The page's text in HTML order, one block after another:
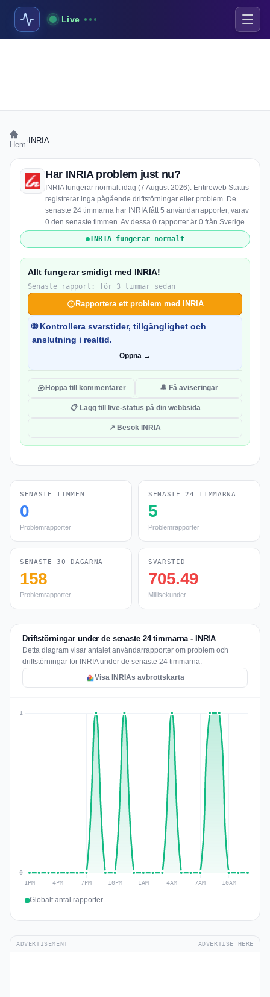
Live
Hem INRIA
Har INRIA problem just nu?
INRIA fungerar normalt idag (7 August 2026). Entireweb Status
registrerar inga pågående driftstörningar eller problem. De
senaste 24 timmarna har INRIA fått 5 användarrapporter, varav
0 den senaste timmen. Av dessa 0 rapporter är 0 från Sverige
INRIA fungerar normalt
Allt fungerar smidigt med INRIA!
Senaste rapport: för 3 timmar sedan
Rapportera ett problem med INRIA
🌐 Kontrollera svarstider, tillgänglighet och
anslutning i realtid.
Öppna →
Hoppa till kommentarer 🔔 Få aviseringar
📋 Lägg till live-status på din webbsida
↗ Besök INRIA
SENASTE TIMMEN
0
Problemrapporter
SENASTE 24 TIMMARNA
5
Problemrapporter
SENASTE 30 DAGARNA
158
Problemrapporter
SVARSTID
705.49
Millisekunder
Driftstörningar under de senaste 24 timmarna - INRIA
Detta diagram visar antalet användarrapporter om problem och
driftstörningar för INRIA under de senaste 24 timmarna.
Visa INRIAs avbrottskarta
Globalt antal rapporter
ADVERTISEMENT ADVERTISE HERE